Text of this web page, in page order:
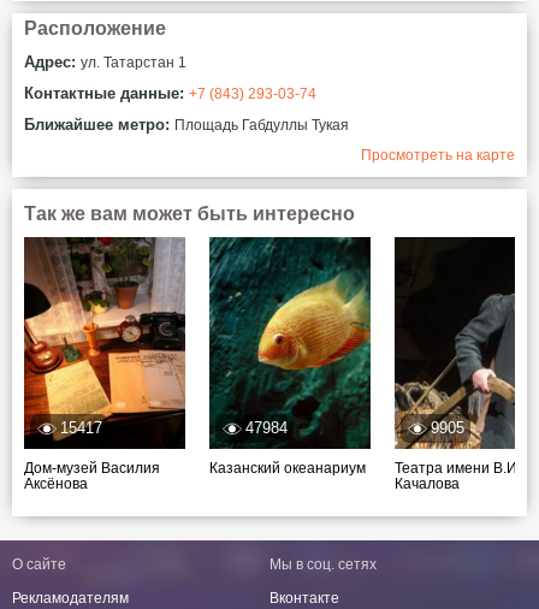
Расположение
Адрес: ул. Татарстан 1
Контактные данные: +7 (843) 293-03-74
Ближайшее метро: Площадь Габдуллы Тукая
Просмотреть на карте
Так же вам может быть интересно
15417
Дом-музей Василия
Аксёнова
47984
Казанский океанариум
9905
Театра имени В.И.
Качалова
О сайте
Рекламодателям
Мы в соц. сетях
Вконтакте